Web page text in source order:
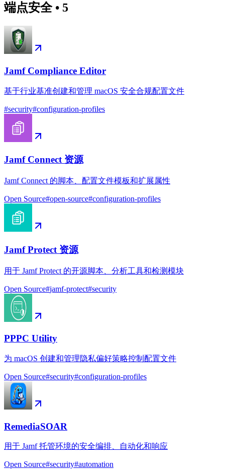
端点安全• 5
Jamf Compliance Editor
基于行业基准创建和管理 macOS 安全合规配置文件
#security#configuration-profiles
Jamf Connect 资源
Jamf Connect 的脚本、配置文件模板和扩展属性
Open Source#open-source#configuration-profiles
Jamf Protect 资源
用于 Jamf Protect 的开源脚本、分析工具和检测模块
Open Source#jamf-protect#security
PPPC Utility
为 macOS 创建和管理隐私偏好策略控制配置文件
Open Source#security#configuration-profiles
RemediaSOAR
用于 Jamf 托管环境的安全编排、自动化和响应
Open Source#security#automation